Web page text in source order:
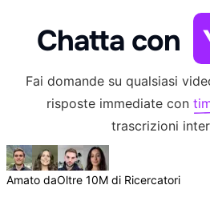
Chatta con
Fai domande su qualsiasi
risposte immediate con
trascrizioni
Amato daOltre 10M di Ricercatori